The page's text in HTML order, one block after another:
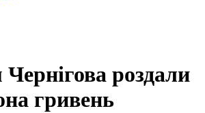
роздали
гривень